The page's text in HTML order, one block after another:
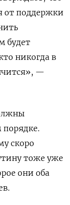
от поддержки
будет
никогда в
—
скоро
тоже уже
они оба